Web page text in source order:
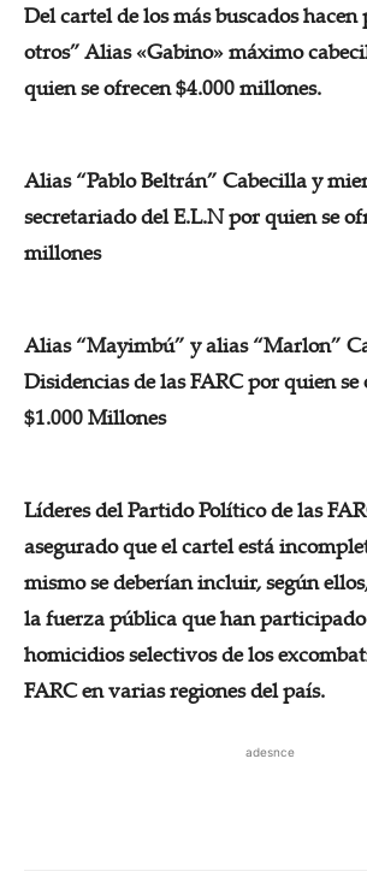
Del cartel de los más buscados hacen
otros” Alias «Gabino» máximo
quien se ofrecen $4.000 millones.
Alias “Pablo Beltrán” Cabecilla y
secretariado del E.L.N por quien se
millones
Alias “Mayimbú” y alias “Marlon”
Disidencias de las FARC por quien se
$1.000 Millones
Líderes del Partido Político de las
asegurado que el cartel está
mismo se deberían incluir, según
la fuerza pública que han
homicidios selectivos de los
FARC en varias regiones del país.
adesnce